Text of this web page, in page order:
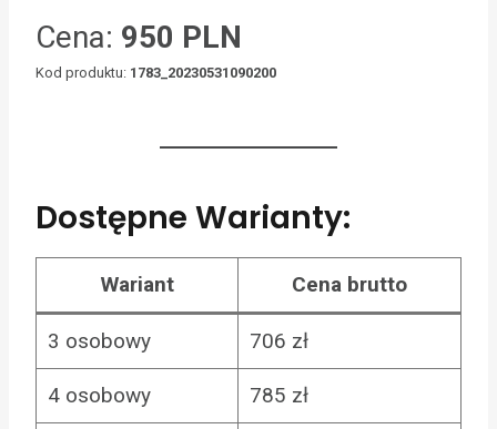
Cena: 950 PLN
Kod produktu: 1783_20230531090200
Dostępne Warianty:
Wariant Cena brutto
3 osobowy 706 zł
4 osobowy 785 zł